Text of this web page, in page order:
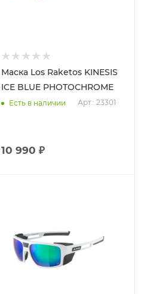
Маска Los Raketos KINESIS
ICE BLUE PHOTOCHROME
Есть в наличии Арт.: 23301
10 990 ₽